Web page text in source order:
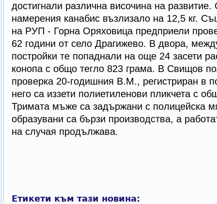
достигнали различна височина на
намерения канабис възлизало на 12,5 кг.
на РУП - Горна Оряховица предприели
62 години от село Драгижево. В двора,
постройки те попаднали на още 24 засети
конопа с общо тегло 823 грама. В Свищов
проверка 20-годишния В.М., регистриран в
него са иззети полиетиленови пликчета с
Тримата мъже са задържани с полицейска
образувани са бързи производства, а
на случая продължава.
Етикети към тази новина: